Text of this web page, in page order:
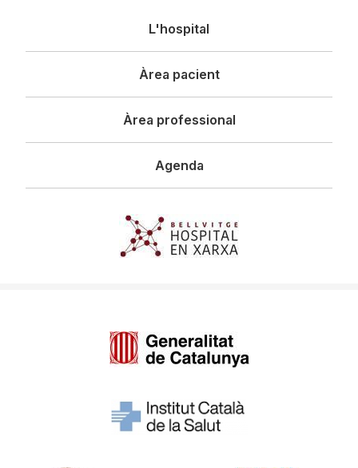
principal
L'hospital
Àrea pacient
Àrea professional
Agenda